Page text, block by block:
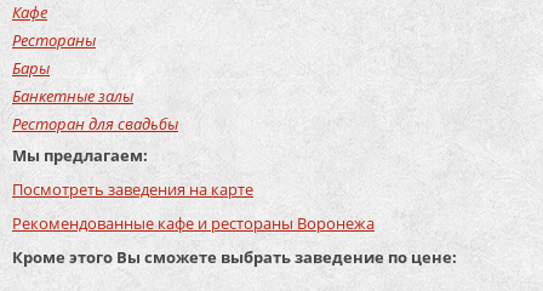
Кафе
Рестораны
Бары
Банкетные залы
Ресторан для свадьбы
Мы предлагаем:
Посмотреть заведения на карте
Рекомендованные кафе и рестораны Воронежа
Кроме этого Вы сможете выбрать заведение по цене: